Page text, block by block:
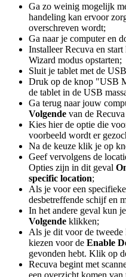
Ga zo weinig mogelijk
handeling kan ervoor
overschreven wordt;
Ga naar je computer en
Installeer Recuva en
Wizard modus opstarten;
Sluit je tablet met de
Druk op de knop "USB
de tablet in de USB
Ga terug naar jouw
Volgende van de
Kies hier de optie die
voorbeeld wordt er
Na de keuze klik je op
Geef vervolgens de
Opties zijn in dit geval
specific location;
Als je voor een
desbetreffende schijf en
In het andere geval kun
Volgende klikken;
Als je dit voor de
kiezen voor de Enable
gevonden hebt. Klik op
Recuva begint met
een overzicht komen van